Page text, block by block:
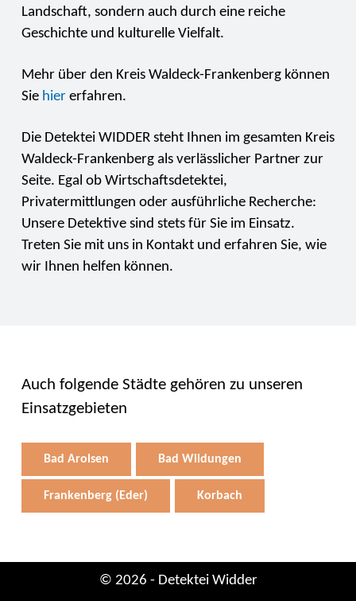
Landschaft, sondern auch durch eine reiche
Geschichte und kulturelle Vielfalt.
Mehr über den Kreis Waldeck-Frankenberg können
Sie hiererfahren.
Die Detektei WIDDER steht Ihnen im gesamten Kreis
Waldeck-Frankenberg als verlässlicher Partner zur
Seite. Egal ob Wirtschaftsdetektei,
Privatermittlungen oder ausführliche Recherche:
Unsere Detektive sind stets für Sie im Einsatz.
Treten Sie mit uns in Kontakt und erfahren Sie, wie
wir Ihnen helfen können.
Auch folgende Städte gehören zu unseren
Einsatzgebieten
Bad Arolsen Bad Wildungen
Frankenberg (Eder) Korbach
© 2026 - Detektei Widder